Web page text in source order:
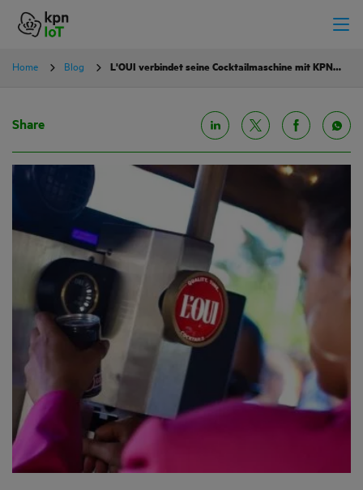
Home Blog L'OUI verbindet seine Cocktailmaschine mit KPN IoT
Share